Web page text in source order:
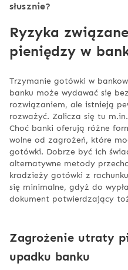
słusznie?
Ryzyka
pieniędzy w
Trzymanie gotówki w
banku może wydawać się
rozwiązaniem, ale istnieją
rozważyć. Zalicza się tu
Choć banki oferują różne
wolne od zagrożeń, które
gotówki. Dobrze być ich
alternatywne metody
kradzieży gotówki z
się minimalne, gdyż do
dokument potwierdzający
Zagrożenie utraty
upadku banku